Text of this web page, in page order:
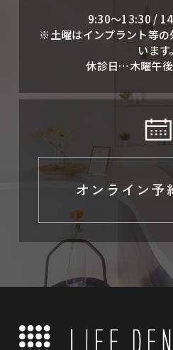
9:30～13:30 /
※土曜はインプラント等の
います。
休診日…木曜午
オンライン予